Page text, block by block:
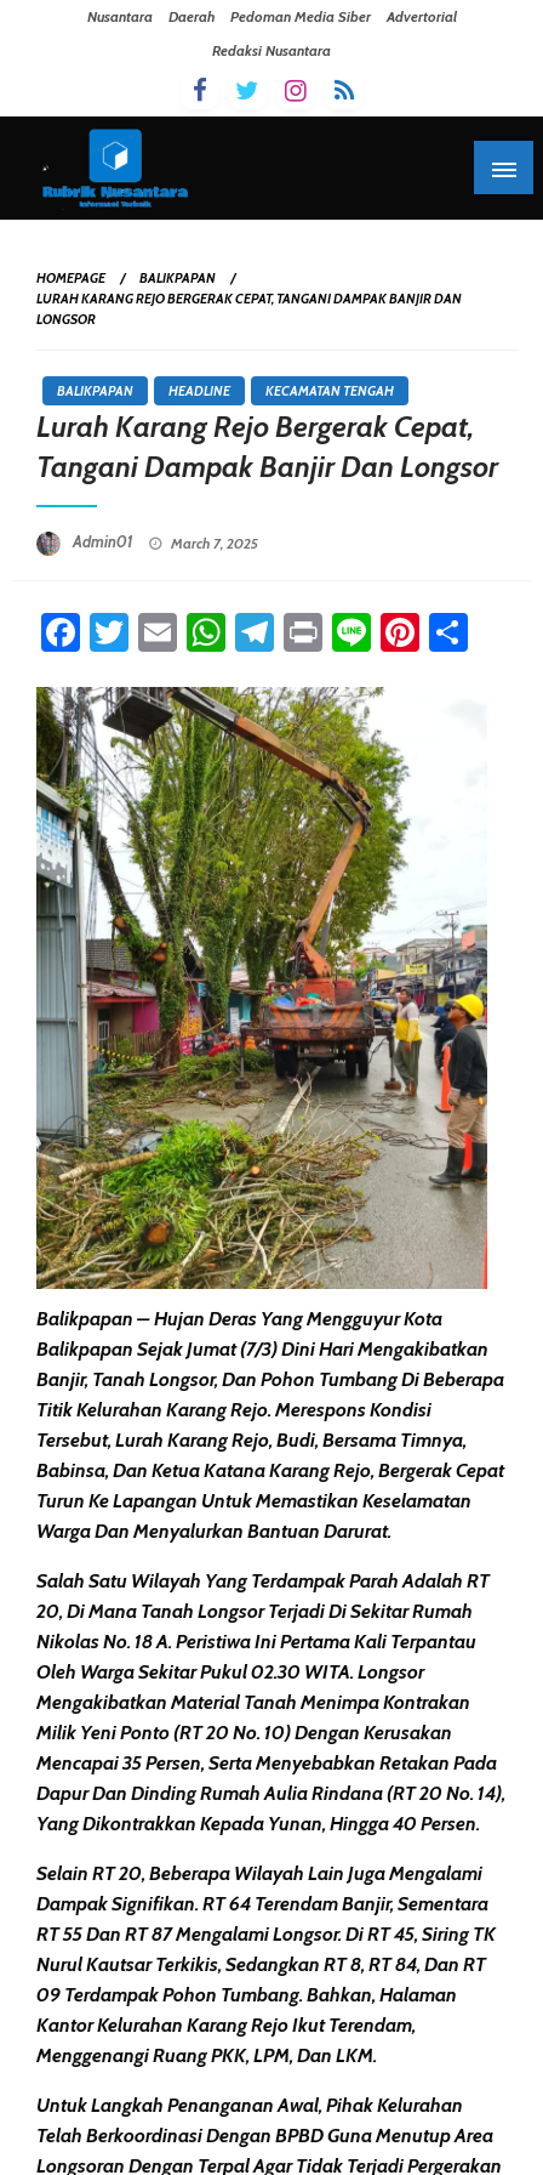
Nusantara Daerah Pedoman Media Siber
Advertorial
Redaksi Nusantara
HOMEPAGE
BALIKPAPAN
LURAH KARANG REJO BERGERAK CEPAT, TANGANI DAMPAK BANJIR DAN
LONGSOR
BALIKPAPAN HEADLINE KECAMATAN TENGAH
Lurah Karang Rejo Bergerak Cepat,
Tangani Dampak Banjir Dan Longsor
Admin01 March 7, 2025
Facebook
Twitter
EmailWhatsApp
Telegram
PrintLine
Balikpapan – Hujan Deras Yang Mengguyur Kota
Balikpapan Sejak Jumat (7/3) Dini Hari Mengakibatkan
Banjir, Tanah Longsor, Dan Pohon Tumbang Di Beberapa
Titik Kelurahan Karang Rejo. Merespons Kondisi
Tersebut, Lurah Karang Rejo, Budi, Bersama Timnya,
Babinsa, Dan Ketua Katana Karang Rejo, Bergerak Cepat
Turun Ke Lapangan Untuk Memastikan Keselamatan
Warga Dan Menyalurkan Bantuan Darurat.
Salah Satu Wilayah Yang Terdampak Parah Adalah RT
20, Di Mana Tanah Longsor Terjadi Di Sekitar Rumah
Nikolas No. 18 A. Peristiwa Ini Pertama Kali Terpantau
Oleh Warga Sekitar Pukul 02.30 WITA. Longsor
Mengakibatkan Material Tanah Menimpa Kontrakan
Milik Yeni Ponto (RT 20 No. 10) Dengan Kerusakan
Mencapai 35 Persen, Serta Menyebabkan Retakan Pada
Dapur Dan Dinding Rumah Aulia Rindana (RT 20 No. 14),
Yang Dikontrakkan Kepada Yunan, Hingga 40 Persen.
Selain RT 20, Beberapa Wilayah Lain Juga Mengalami
Dampak Signifikan. RT 64 Terendam Banjir, Sementara
RT 55 Dan RT 87 Mengalami Longsor. Di RT 45, Siring TK
Nurul Kautsar Terkikis, Sedangkan RT 8, RT 84, Dan RT
09 Terdampak Pohon Tumbang. Bahkan, Halaman
Kantor Kelurahan Karang Rejo Ikut Terendam,
Menggenangi Ruang PKK, LPM, Dan LKM.
Untuk Langkah Penanganan Awal, Pihak Kelurahan
Telah Berkoordinasi Dengan BPBD Guna Menutup Area
Longsoran Dengan Terpal Agar Tidak Terjadi Pergerakan